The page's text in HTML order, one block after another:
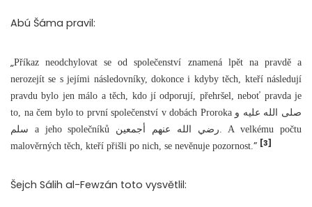
Abú Šáma pravil:
„Příkaz neodchylovat se od společenství znamená lpět na pravdě a
nerozejít se s jejími následovníky, dokonce i kdyby těch, kteří následují
pravdu bylo jen málo a těch, kdo jí odporují, přehršel, neboť pravda je
to, na čem bylo to první společenství v dobách Proroka صلى الله عليه و
سلم a jeho společníků رضي الله عنهم أجمعين. A velkému počtu
malověrných těch, kteří přišli po nich, se nevěnuje pozornost. ” [3]
Šejch Sálih al-Fewzán toto vysvětlil: